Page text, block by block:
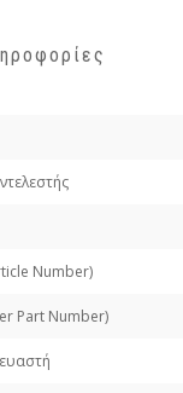
Number)
Part Number)